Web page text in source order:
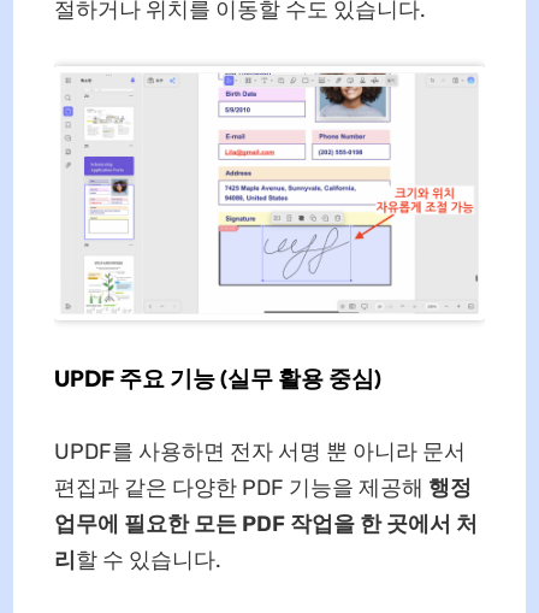
절하거나 위치를 이동할 수도 있습니다.
UPDF 주요 기능 (실무 활용 중심)
UPDF를 사용하면 전자 서명 뿐 아니라 문서
편집과 같은 다양한 PDF 기능을 제공해 행정
업무에 필요한 모든 PDF 작업을 한 곳에서 처
리 할 수 있습니다.